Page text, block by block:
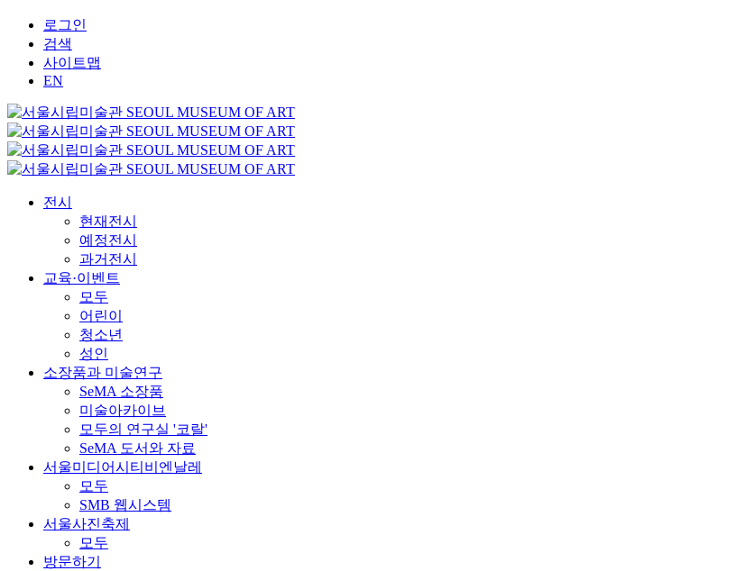
로그인
검색
사이트맵
EN
전시
현재전시
예정전시
과거전시
교육·이벤트
모두
어린이
청소년
성인
소장품과 미술연구
SeMA 소장품
미술아카이브
모두의 연구실 '코랄'
SeMA 도서와 자료
서울미디어시티비엔날레
모두
SMB 웹시스템
서울사진축제
모두
방문하기